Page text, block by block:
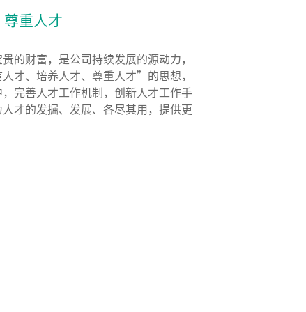
重人才
的财富，是公司持续发展的源动力，
才、培养人才、尊重人才”的思想，
完善人才工作机制，创新人才工作手
才的发掘、发展、各尽其用，提供更